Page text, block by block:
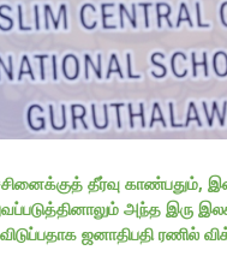
தீர்வு காண்பதும்,
அந்த
ஜனாதிபதி ரணில்